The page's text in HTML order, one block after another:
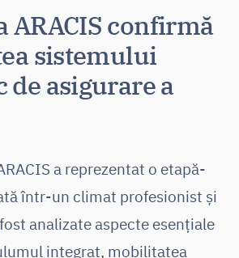
ARACIS confirmă
sistemului
de asigurare a
a reprezentat o etapă-
într-un climat profesionist și
analizate aspecte esențiale
integrat, mobilitatea